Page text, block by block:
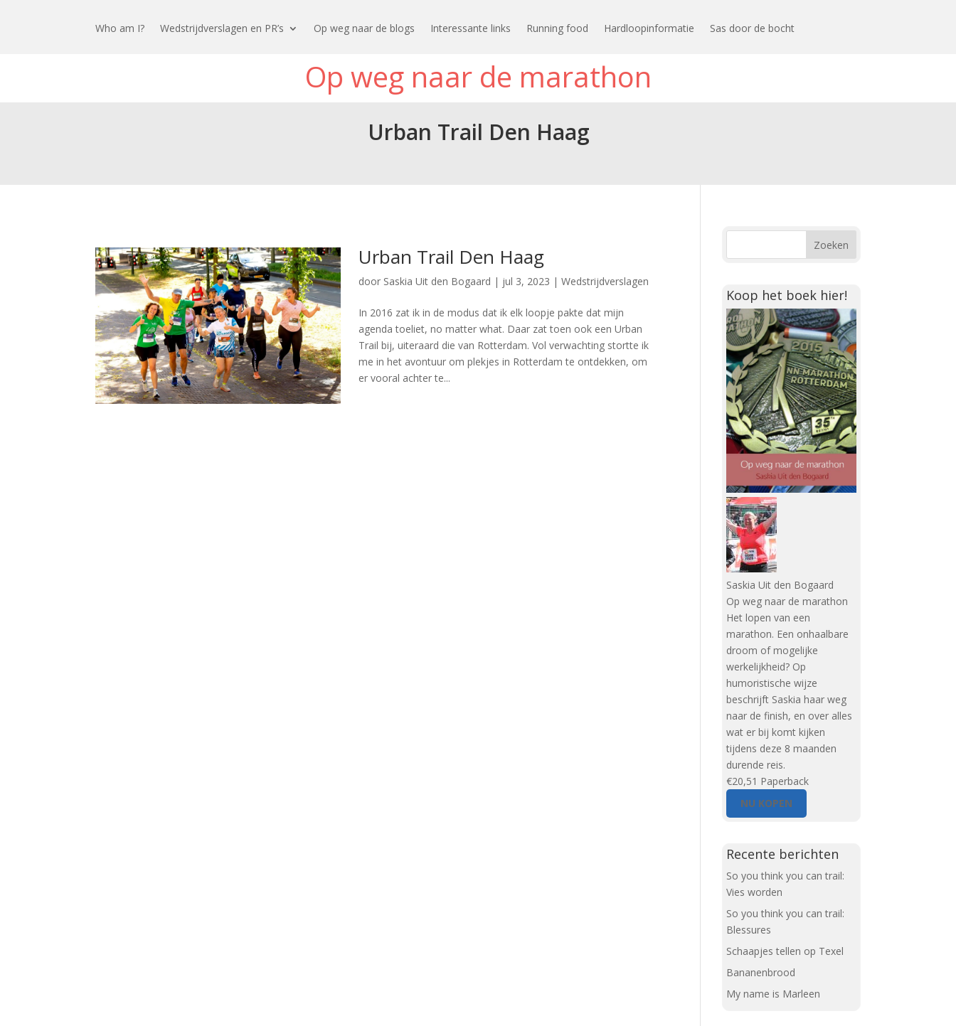
Who am I? Wedstrijdverslagen en PR’s Op weg naar de blogs Interessante links Running food Hardloopinformatie Sas door de bocht
Op weg naar de marathon
Urban Trail Den Haag
Urban Trail Den Haag
door Saskia Uit den Bogaard | jul 3, 2023 | Wedstrijdverslagen
In 2016 zat ik in de modus dat ik elk loopje pakte dat mijn
agenda toeliet, no matter what. Daar zat toen ook een Urban
Trail bij, uiteraard die van Rotterdam. Vol verwachting stortte ik
me in het avontuur om plekjes in Rotterdam te ontdekken, om
er vooral achter te...
Koop het boek hier!
Saskia Uit den Bogaard
Op weg naar de marathon
Het lopen van een
marathon. Een onhaalbare
droom of mogelijke
werkelijkheid? Op
humoristische wijze
beschrijft Saskia haar weg
naar de finish, en over alles
wat er bij komt kijken
tijdens deze 8 maanden
durende reis.
€20,51 Paperback
NU KOPEN
Recente berichten
So you think you can trail:
Vies worden
So you think you can trail:
Blessures
Schaapjes tellen op Texel
Bananenbrood
My name is Marleen